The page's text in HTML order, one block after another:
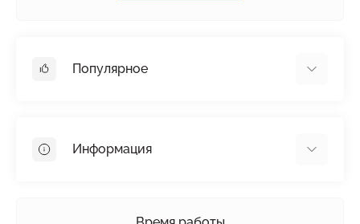
Популярное
Пенопласт
Информация